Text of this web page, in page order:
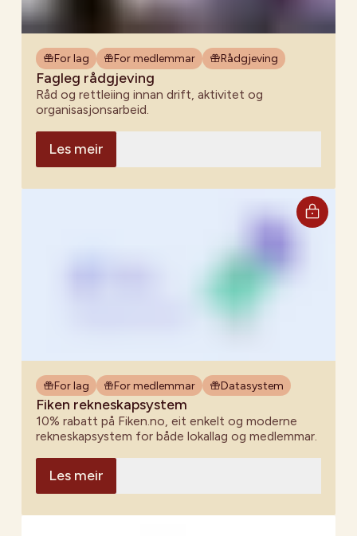
For lag For medlemmar Rådgjeving
Fagleg rådgjeving
Råd og rettleiing innan drift, aktivitet og
organisasjonsarbeid.
Les meir
For lag For medlemmar Datasystem
Fiken rekneskapsystem
10% rabatt på Fiken.no, eit enkelt og moderne
rekneskapsystem for både lokallag og medlemmar.
Les meir